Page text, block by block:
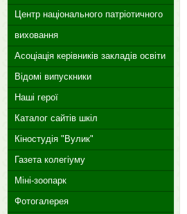
Центр національного патріотичного
виховання
Асоціація керівників закладів освіти
Відомі випускники
Наші герої
Каталог сайтів шкіл
Кіностудія "Вулик"
Газета колегіуму
Міні-зоопарк
Фотогалерея